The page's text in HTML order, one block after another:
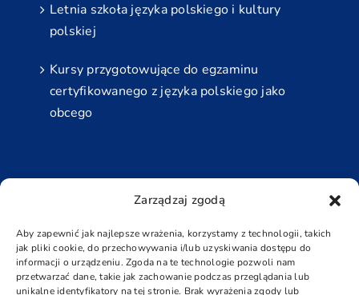
Zarządzaj zgodą
Aby zapewnić jak najlepsze wrażenia, korzystamy z technologii, takich
jak pliki cookie, do przechowywania i/lub uzyskiwania dostępu do
informacji o urządzeniu. Zgoda na te technologie pozwoli nam
przetwarzać dane, takie jak zachowanie podczas przeglądania lub
unikalne identyfikatory na tej stronie. Brak wyrażenia zgody lub
Letnia szkoła języka polskiego i kultury
polskiej
Kursy przygotowujące do egzaminu
certyfikowanego z języka polskiego jako
obcego
Najbliższe Egzaminy
Grudzień
5 grudnia - 6 grudnia
Padziernik